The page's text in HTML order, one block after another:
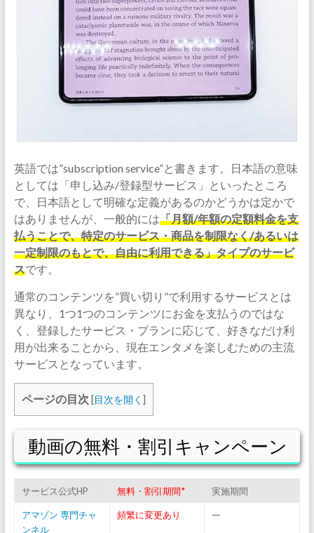
英語では”subscription service”と書きます。日本語の意味
としては「申し込み/登録型サービス」といったところ
で、日本語として明確な定義があるのかどうかは定かで
はありませんが、一般的には「月額/年額の定額料金を支
払うことで、特定のサービス・商品を制限なく/あるいは
一定制限のもとで、自由に利用できる」タイプのサービ
スです。
通常のコンテンツを”買い切り”で利用するサービスとは
異なり、1つ1つのコンテンツにお金を支払うのではな
く、登録したサービス・プランに応じて、好きなだけ利
用が出来ることから、現在エンタメを楽しむための主流
サービスとなっています。
ページの目次 [目次を開く ]
動画の無料・割引キャンペーン
サービス公式HP 無料・割引期間* 実施期間
アマゾン 専門チャ
ンネル
頻繁に変更あり —